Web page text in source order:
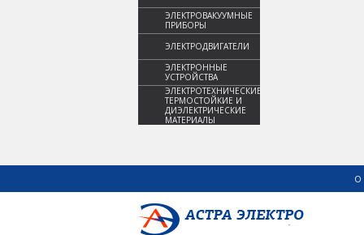
ЭЛЕКТРОВАКУУМНЫЕ
ПРИБОРЫ
ЭЛЕКТРОДВИГАТЕЛИ
ЭЛЕКТРОННЫЕ
УСТРОЙСТВА
ЭЛЕКТРОТЕХНИЧЕСКИЕ,
ТЕРМОСТОЙКИЕ И
ДИЭЛЕКТРИЧЕСКИЕ
МАТЕРИАЛЫ